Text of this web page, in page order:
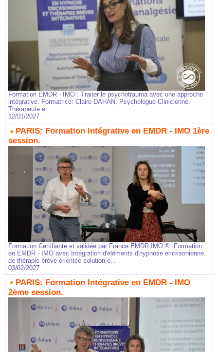
Formation EMDR - IMO : Traiter le psychotrauma avec une approche
intégrative. Formatrice: Claire DAHAN, Psychologue Clinicienne,
Thérapeute e...
12/01/2027
PARIS: Formation Intégrative en EMDR - IMO 1ère
session.
Formation Certifiante et validée par France EMDR IMO ®. Formation
en EMDR - IMO avec Intégration d'éléments d'hypnose ericksonienne,
de thérapie brève orientée solution e...
03/02/2027
PARIS: Formation Intégrative en EMDR - IMO
2ème session.